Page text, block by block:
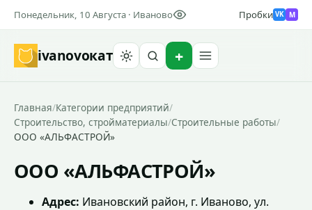
Понедельник, 10 Августа · Иваново Пробки VK M
ivanovoкат
Главная/Категории предприятий/
Строительство, стройматериалы/Строительные работы/
ООО «АЛЬФАСТРОЙ»
ООО «АЛЬФАСТРОЙ»
Адрес: Ивановский район, г. Иваново, ул.